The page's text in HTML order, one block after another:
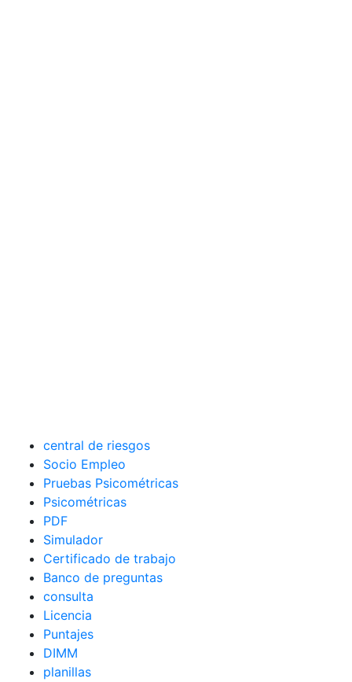
central de riesgos
Socio Empleo
Pruebas Psicométricas
Psicométricas
PDF
Simulador
Certificado de trabajo
Banco de preguntas
consulta
Licencia
Puntajes
DIMM
planillas